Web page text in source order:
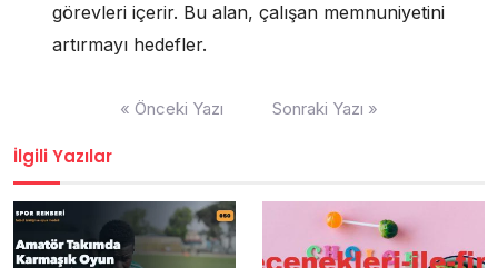
görevleri içerir. Bu alan, çalışan memnuniyetini
artırmayı hedefler.
« Önceki Yazı Sonraki Yazı »
İlgili Yazılar